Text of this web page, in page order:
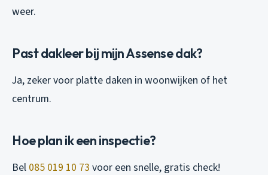
weer.
Past dakleer bij mijn Assense dak?
Ja, zeker voor platte daken in woonwijken of het
centrum.
Hoe plan ik een inspectie?
Bel 085 019 10 73 voor een snelle, gratis check!